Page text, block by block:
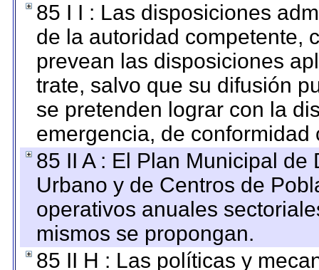
85 I I : Las disposiciones
de la autoridad competente,
prevean las disposiciones
trate, salvo que su difusión
se pretenden lograr con la
emergencia, de
85 II A : El Plan Municipal
Urbano y de Centros de
operativos anuales
mismos se propongan.
85 II H : Las políticas y